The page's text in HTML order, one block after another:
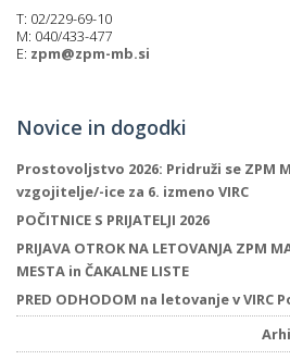
T: 02/229-69-10
M: 040/433-477
E: zpm@zpm-mb.si
Novice in dogodki
Prostovoljstvo 2026: Pridruži se ZPM
vzgojitelje/-ice za 6. izmeno VIRC
POČITNICE S PRIJATELJI 2026
PRIJAVA OTROK NA LETOVANJA ZPM
MESTA in ČAKALNE LISTE
PRED ODHODOM na letovanje v VIRC